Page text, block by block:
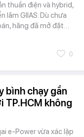
thuần điện và hybrid,
lãm GIIAS. Dù chưa
hãng đã mở đặt…
0
bình chạy gần
TP.HCM không
e-Power vừa xác lập